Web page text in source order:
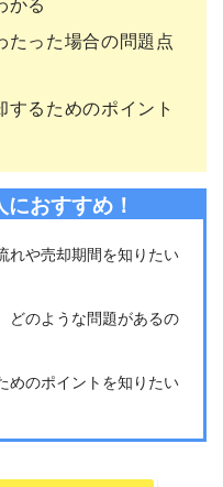
かる
たった場合の問題点
するためのポイント
おすすめ！
れや売却期間を知りたい
どのような問題があるの
めのポイントを知りたい